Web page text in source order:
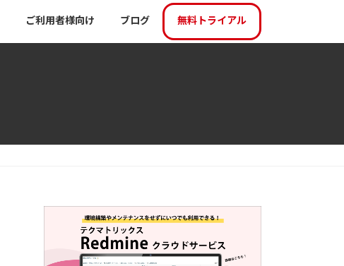
ご利用者様向け ブログ 無料トライアル